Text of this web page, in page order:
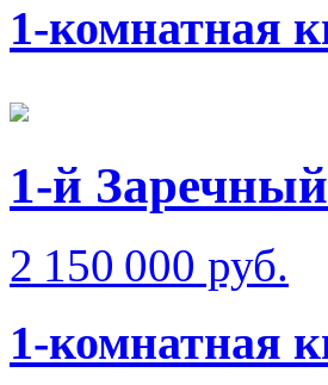
1-комнатная
1-й
2 150 000 руб.
1-комнатная